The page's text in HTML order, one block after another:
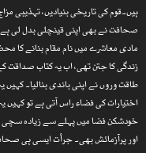
ہیں۔قوم کی تاریخی بنیادیں،
صحافت نے بھی اپنی قینچلی بدل لی
مادی معاشرے میں نام مقام بنانے کا
زندگی کا جتن تھی، اب یہ کتاب
طاقت وروں نے اپنی باندی بنالیا۔
اختیارات کی فضاء راس آتی ہے تو کہیں
خودشکن فضا میں پہلے سے زیادہ
اور پرآزمائش بھی۔ جرأت ایسی ہی